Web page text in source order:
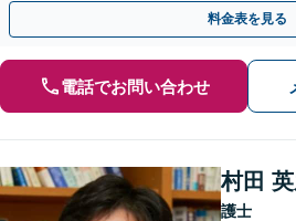
料金表を見る
電話でお問い合わせ
村田
護士